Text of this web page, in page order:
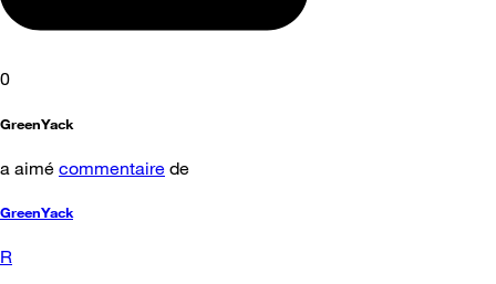
0
GreenYack
a aimé commentaire de
GreenYack
R